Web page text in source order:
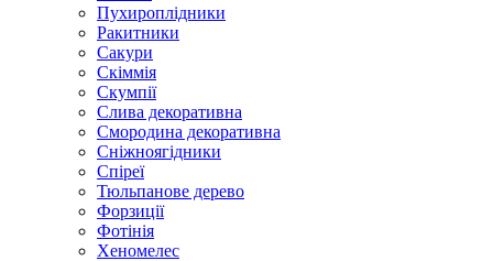
Пухироплідники
Ракитники
Сакури
Скіммія
Скумпії
Слива декоративна
Смородина декоративна
Сніжноягідники
Спіреї
Тюльпанове дерево
Форзиції
Фотінія
Хеномелес